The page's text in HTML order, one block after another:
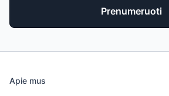
Prenumeruoti
Apie mus